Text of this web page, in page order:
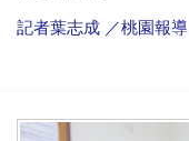
記者葉志成 ／桃園報導